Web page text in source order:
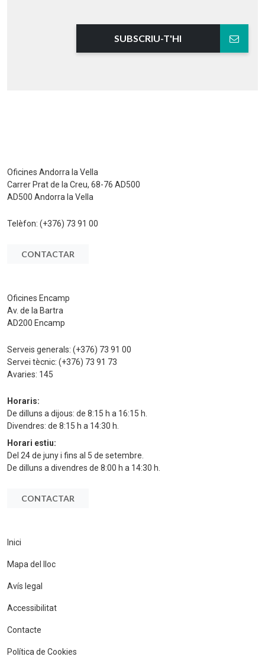
SUBSCRIU-T'HI
Oficines Andorra la Vella
Carrer Prat de la Creu, 68-76 AD500
AD500 Andorra la Vella
Telèfon: (+376) 73 91 00
CONTACTAR
Oficines Encamp
Av. de la Bartra
AD200 Encamp
Serveis generals: (+376) 73 91 00
Servei tècnic: (+376) 73 91 73
Avaries: 145
Horaris:
De dilluns a dijous: de 8:15 h a 16:15 h.
Divendres: de 8:15 h a 14:30 h.
Horari estiu:
Del 24 de juny i fins al 5 de setembre.
De dilluns a divendres de 8:00 h a 14:30 h.
CONTACTAR
Inici
Mapa del lloc
Avís legal
Accessibilitat
Contacte
Política de Cookies